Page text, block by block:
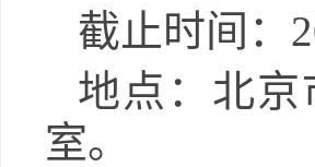
截止时间：
地点： 北京
室。